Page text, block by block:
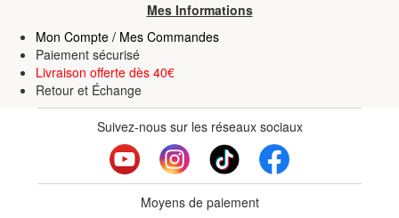
notre site avec nos partenaires de médias sociaux, de
publicité et d'analyse, qui peuvent combiner celles-ci
avec d'autres informations que vous leur avez fournies
ou qu'ils ont collectées lors de votre utilisation de leurs
services.
Mes Informations
Mon Compte / Mes Commandes
Paiement sécurisé
Livraison offerte dès 40€
Retour et Échange
Suivez-nous sur les réseaux sociaux
Moyens de paiement